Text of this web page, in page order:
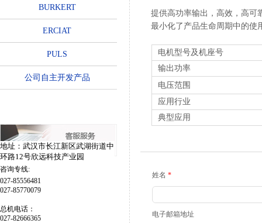
BURKERT
ERCIAT
PULS
公司自主开发产品
提供高功率输出，高效，高可
最小化了产品生命周期中的使
电机型号及机座号
输出功率
电压范围
应用行业
典型应用
地址： 武汉市长江新区武湖街道中
环路12号欣远科技产业园
咨询专线:
027-85556481
027-85770079
总机电话：
027-82666365
姓名 *
电子邮箱地址